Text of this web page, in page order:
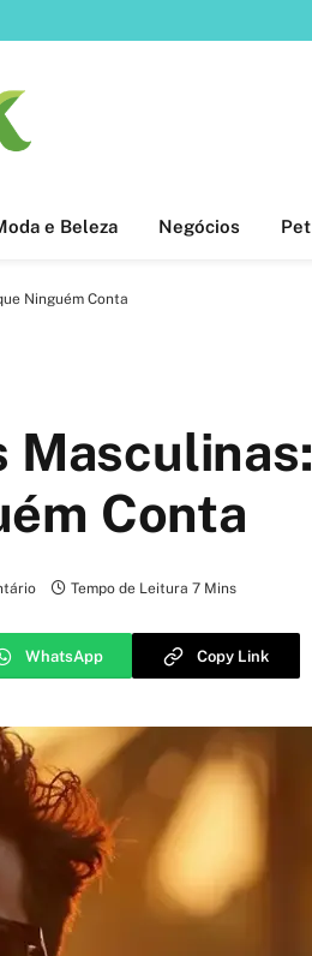
e Beleza Negócios Pet
Ninguém Conta
Masculinas:
Conta
Tempo de Leitura 7 Mins
WhatsApp Copy Link